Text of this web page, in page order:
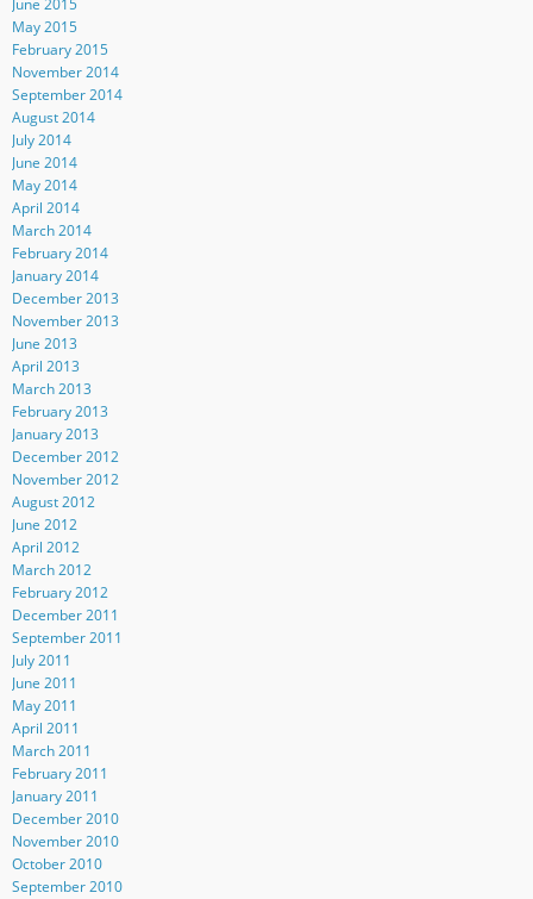
May 2015
February 2015
November 2014
September 2014
August 2014
July 2014
June 2014
May 2014
April 2014
March 2014
February 2014
January 2014
December 2013
November 2013
June 2013
April 2013
March 2013
February 2013
January 2013
December 2012
November 2012
August 2012
June 2012
April 2012
March 2012
February 2012
December 2011
September 2011
July 2011
June 2011
May 2011
April 2011
March 2011
February 2011
January 2011
December 2010
November 2010
October 2010
September 2010